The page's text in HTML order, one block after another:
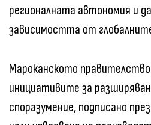
регионалната автономия и
зависимостта от
Мароканското
инициативите за
споразумение, подписано